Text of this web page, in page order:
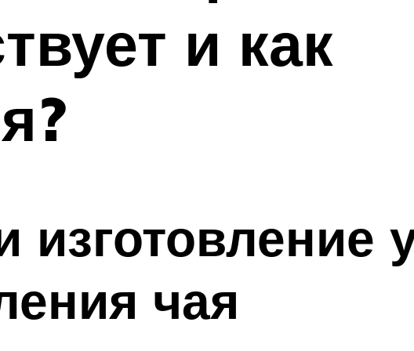
и как
изготовление
чая